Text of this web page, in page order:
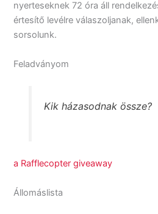
nyerteseknek 72 óra áll
értesítő levélre válaszoljanak,
sorsolunk.
Feladványom
Kik házasodnak össze?
a Rafflecopter giveaway
Állomáslista